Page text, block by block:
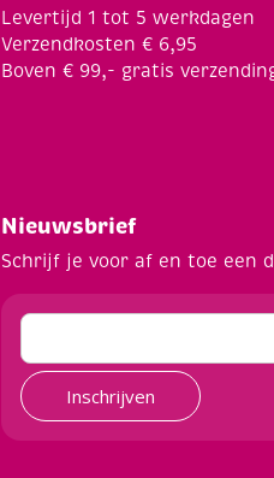
Levertijd 1 tot 5 werkdagen
Verzendkosten € 6,95
Boven € 99,- gratis
Nieuwsbrief
Schrijf je voor af en toe een
Inschrijven